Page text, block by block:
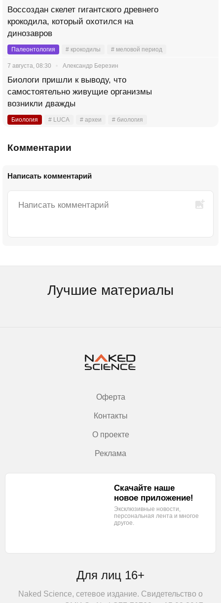
Воссоздан скелет гигантского древнего
крокодила, который охотился на
динозавров
Палеонтология # крокодилы # меловой период
7 августа, 08:30 Александр Березин
Биологи пришли к выводу, что
самостоятельно живущие организмы
возникли дважды
Биология # LUCA # археи # биология
Комментарии
Написать комментарий
Лучшие материалы
Оферта
Контакты
О проекте
Реклама
Для лиц 16+
Naked Science, сетевое издание. Свидетельство о
Скачайте наше
новое приложение!
Эксклюзивные новости,
персональная лента и многое
другое.